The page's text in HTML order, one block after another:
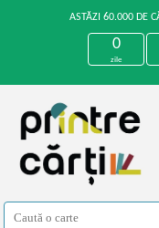
ASTĂZI 60.000 DE
0
zile